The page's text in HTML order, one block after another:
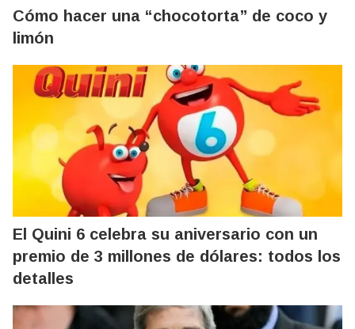
Cómo hacer una “chocotorta” de coco y
limón
El Quini 6 celebra su aniversario con un
premio de 3 millones de dólares: todos los
detalles